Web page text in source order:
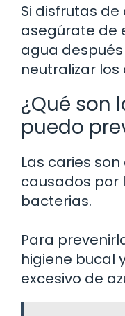
Si disfrutas
asegúrate de
agua
neutralizar los
¿Qué son
puedo
Las caries
causados por
bacterias.
Para
higiene bucal
excesivo de